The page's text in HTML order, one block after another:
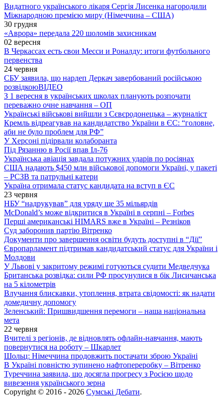
Видатного українського лікаря Сергія Лисенка нагородили
Міжнародною премією миру (Німеччина – США)
30 грудня
«Аврора» передала 220 шоломів захисникам
02 вересня
В Черкассах есть свои Месси и Роналду: итоги футбольного
первенства
24 червня
СБУ заявила, що нардеп Деркач завербований російською
розвідкоюВІДЕО
З 1 вересня в українських школах планують розпочати
переважно очне навчання – ОП
Українські військові вийшли з Сєвєродонецька – журналіст
Кремль відреагував на кандидатство України в ЄС: “головне,
аби не було проблем для РФ”
У Херсоні підірвали колаборанта
Під Рязанню в Росії впав Іл-76
Українська авіація завдала потужних ударів по росіянах
США надають $450 млн військової допомоги Україні, у пакеті
– РСЗВ та патрульні катери
Україна отримала статус кандидата на вступ в ЄС
23 червня
НБУ “надрукував” для уряду ще 35 мільярдів
McDonald’s може відкритися в Україні в серпні – Forbes
Перші американські HIMARS вже в Україні – Резніков
Суд заборонив партію Вітренко
Документи про завершення освіти будуть доступні в “Дії”
Європарламент підтримав кандидатський статус для України і
Молдови
У Львові у закритому режимі готуються судити Медведчука
Британська розвідка: сили РФ просунулися в бік Лисичанська
на 5 кілометрів
Влучання блискавки, утоплення, втрата свідомості: як надати
домедичну допомогу
Зеленський: Пришвидшення перемоги – наша національна
мета
22 червня
Вчителі з регіонів, де відновлять офлайн-навчання, мають
повернутися на роботу – Шкарлет
Шольц: Німеччина продовжить постачати зброю Україні
В Україні повністю зупинено нафтопереробку – Вітренко
Туреччина заявила, що досягла прогресу з Росією щодо
вивезення українського зерна
Copyright © 2016 - 2026 Сумські Дебати.